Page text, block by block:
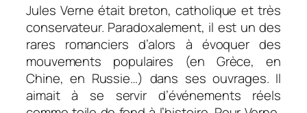
Jules Verne était breton, catholique et très
conservateur. Paradoxalement, il est un des
rares romanciers d’alors à évoquer des
mouvements populaires (en Grèce, en
Chine, en Russie…) dans ses ouvrages. Il
aimait à se servir d’événements réels